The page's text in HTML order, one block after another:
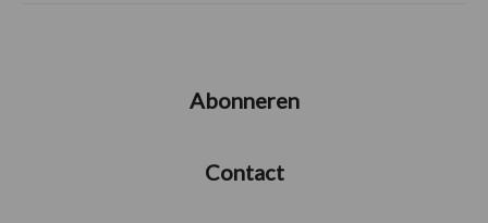
Abonneren
Contact